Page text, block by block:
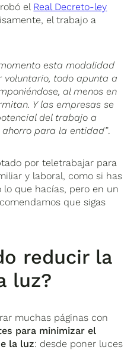
el Real Decreto-ley
el trabajo a
esta modalidad
todo apunta a
al menos en
Y las empresas se
del trabajo a
para la entidad”.
por teletrabajar para
y laboral, como si has
que hacías, pero en un
que sigas
reducir la
luz?
muchas páginas con
para minimizar el
la luz: desde poner luces